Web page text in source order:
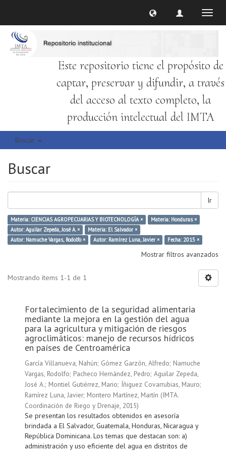
Este repositorio tiene el propósito de
captar, preservar y difundir, a través
del acceso al texto completo, la
producción intelectual del IMTA
Buscar
Buscar
Ir
Materia: CIENCIAS AGROPECUARIAS Y BIOTECNOLOGÍA ×
Materia: Honduras ×
Autor: Aguilar Zepeda, José A. ×
Materia: El Salvador ×
Autor: Namuche Vargas, Rodolfo ×
Autor: Ramírez Luna, Javier × Fecha: 2015 ×
Mostrar filtros avanzados
Mostrando ítems 1-1 de 1
Fortalecimiento de la seguridad alimentaria
mediante la mejora en la gestión del agua
para la agricultura y mitigación de riesgos
agroclimáticos: manejo de recursos hídricos
en países de Centroamérica
García Villanueva, Nahún; Gómez Garzón, Alfredo; Namuche
Vargas, Rodolfo; Pacheco Hernández, Pedro; Aguilar Zepeda,
José A.; Montiel Gutiérrez, Mario; Íñiguez Covarrubias, Mauro;
Ramírez Luna, Javier; Montero Martínez, Martín (IMTA.
Coordinación de Riego y Drenaje, 2015)
Se presentan los resultados obtenidos en asesoría
brindada a El Salvador, Guatemala, Honduras, Nicaragua y
República Dominicana. Los temas que destacan son: a)
administración y uso eficiente del agua en distritos de